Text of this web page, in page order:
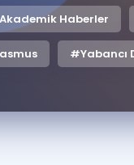
Haberler
#Yabancı